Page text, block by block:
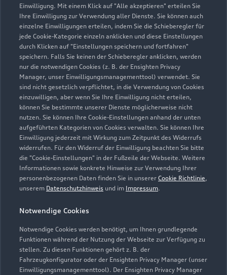
Einwilligung. Mit einem Klick auf "Alle akzeptieren" erteilen Sie
Ihre Einwilligung zur Verwendung aller Dienste. Sie können auch
einzelne Einwilligungen erteilen, indem Sie die Schieberegler für
jede Cookie-Kategorie einzeln anklicken und diese Einstellungen
durch Klicken auf "Einstellungen speichern und fortfahren"
speichern. Falls Sie keinen der Schieberegler anklicken, werden
nur die notwendigen Cookies (z. B. der Ensighten Privacy
Manager, unser Einwilligungsmanagementtool) verwendet. Sie
sind nicht gesetzlich verpflichtet, in die Verwendung von Cookies
einzuwilligen, aber wenn Sie Ihre Einwilligung nicht erteilen,
können Sie bestimmte unserer Dienste möglicherweise nicht
nutzen. Sie können Ihre Cookie-Einstellungen anhand der unten
aufgeführten Kategorien von Cookies verwalten. Sie können Ihre
Einwilligung jederzeit mit Wirkung zum Zeitpunkt des Widerrufs
widerrufen. Für den Widerruf der Einwilligung beachten Sie bitte
die "Cookie-Einstellungen" in der Fußzeile der Webseite. Weitere
Informationen sowie konkrete Hinweise zur Verwendung Ihrer
personenbezogenen Daten finden Sie in unserer Cookie Richtlinie,
unserem Datenschutzhinweis und im Impressum.
Notwendige Cookies
Notwendige Cookies werden benötigt, um Ihnen grundlegende
Funktionen während der Nutzung der Webseite zur Verfügung zu
stellen. Zu diesen Funktionen gehört z. B. der
Fahrzeugkonfigurator oder der Ensighten Privacy Manager (unser
Einwilligungsmanagementtool). Der Ensighten Privacy Manager
Zur Inspektion
Zur Reparatur
Zurück nach oben